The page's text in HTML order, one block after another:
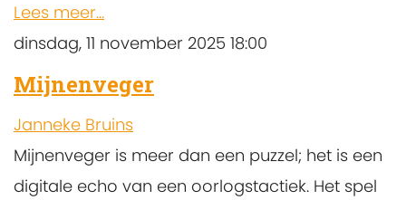
Lees meer...
dinsdag, 11 november 2025 18:00
Mijnenveger
Janneke Bruins
Mijnenveger is meer dan een puzzel; het is een
digitale echo van een oorlogstactiek. Het spel